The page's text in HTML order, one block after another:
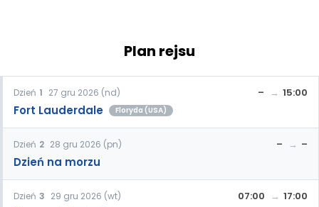
Plan rejsu
Dzień 1 27 gru 2026 (nd)
Fort Lauderdale Floryda (USA)
– 15:00
Dzień 2 28 gru 2026 (pn)
Dzień na morzu
– –
Dzień 3 29 gru 2026 (wt) 07:00 17:00